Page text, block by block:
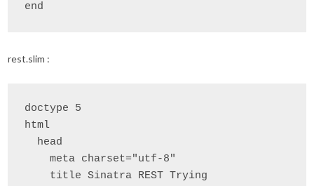
end
rest.slim :
doctype 5
html
  head
    meta charset="utf-8"
    title Sinatra REST Trying